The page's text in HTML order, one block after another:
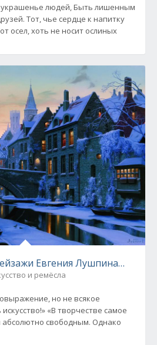
людей, Быть лишенным
к напитку
не прильнуло, Тот осел, хоть не носит ослиных
Евгения Лушпина…
и ремёсла
но не всякое
«В творчестве самое
свободным. Однако